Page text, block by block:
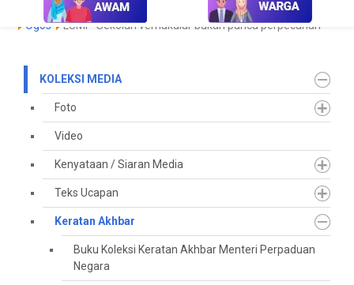
Laman Utama Media Koleksi Media Keratan Akhbar
Ogos
LUMI - Sekolah vernakular bukan punca perpecahan
KOLEKSI MEDIA
Foto
Video
Kenyataan / Siaran Media
Teks Ucapan
Keratan Akhbar
Buku Koleksi Keratan Akhbar Menteri Perpaduan
Negara